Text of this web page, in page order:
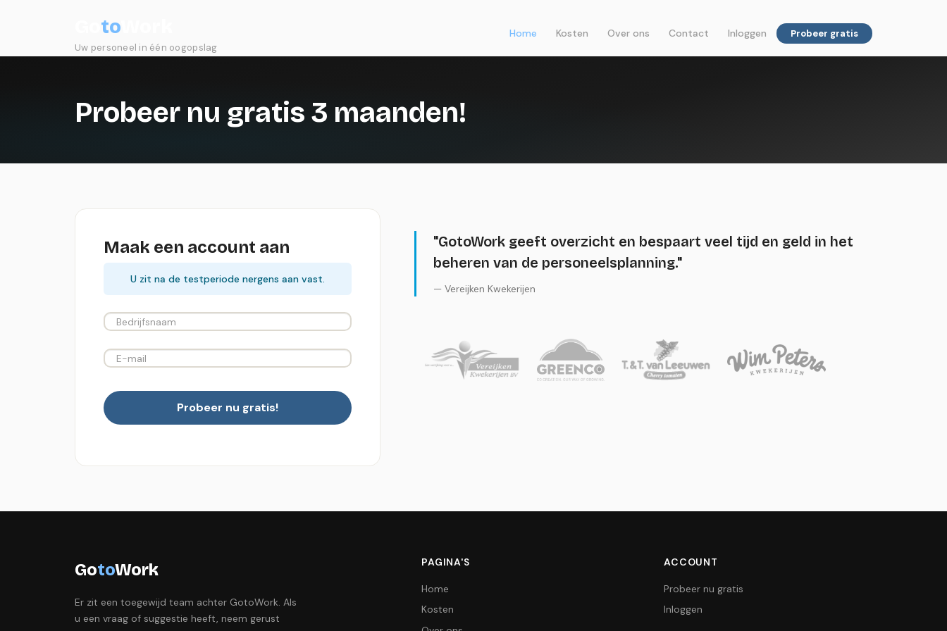
to
Uw personeel in één oogopslag
Home Kosten Over ons Contact Inloggen Probeer gratis
Probeer nu gratis 3 maanden!
Maak een account aan
U zit na de testperiode nergens aan vast.
Probeer nu gratis!
"GotoWork geeft overzicht en bespaart veel tijd en geld in het
beheren van de personeelsplanning."
— Vereijken Kwekerijen
GotoWork
Er zit een toegewijd team achter GotoWork. Als
u een vraag of suggestie heeft, neem gerust
PAGINA'S
Home
Kosten
ACCOUNT
Probeer nu gratis
Inloggen